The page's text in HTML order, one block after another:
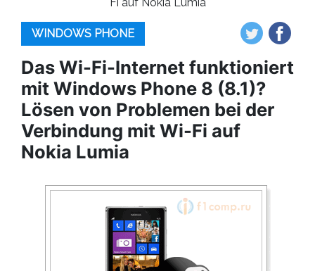
WINDOWS PHONE
Das Wi-Fi-Internet funktioniert
mit Windows Phone 8 (8.1)?
Lösen von Problemen bei der
Verbindung mit Wi-Fi auf
Nokia Lumia